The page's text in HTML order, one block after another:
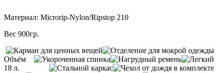
Материал: Microrip-Nylon/Ripstop 210
Вес 900гр.
Объём
18 л.